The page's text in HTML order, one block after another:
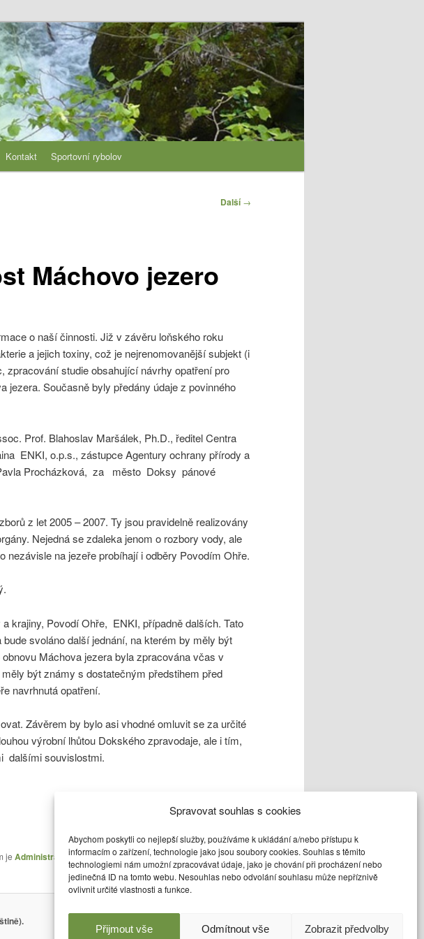
Spravovat souhlas s cookies
Abychom poskytli co nejlepší služby, používáme k ukládání a/nebo přístupu k
informacím o zařízení, technologie jako jsou soubory cookies. Souhlas s těmito
technologiemi nám umožní zpracovávat údaje, jako je chování při procházení nebo
jedinečná ID na tomto webu. Nesouhlas nebo odvolání souhlasu může nepříznivě
ovlivnit určité vlastnosti a funkce.
Přijmout vše Odmítnout vše Zobrazit předvolby
Kontakt Sportovní rybolov
Další→
Máchovo jezero
o naší činnosti. Již v závěru loňského roku
a jejich toxiny, což je nejrenomovanější subjekt (i
studie obsahující návrhy opatření pro
jezera. Současně byly předány údaje z povinného
Prof. Blahoslav Maršálek, Ph.D., ředitel Centra
ENKI, o.p.s., zástupce Agentury ochrany přírody a
Procházková, za město Doksy pánové
z let 2005 – 2007. Ty jsou pravidelně realizovány
Nejedná se zdaleka jenom o rozbory vody, ale
na jezeře probíhají i odběry Povodím Ohře.
krajiny, Povodí Ohře, ENKI, případně dalších. Tato
svoláno další jednání, na kterém by měly být
Máchova jezera byla zpracována včas v
být známy s dostatečným předstihem před
navrhnutá opatření.
Závěrem by bylo asi vhodné omluvit se za určité
výrobní lhůtou Dokského zpravodaje, ale i tím,
dalšími souvislostmi.
je Administrátor webu. Můžete si jeho